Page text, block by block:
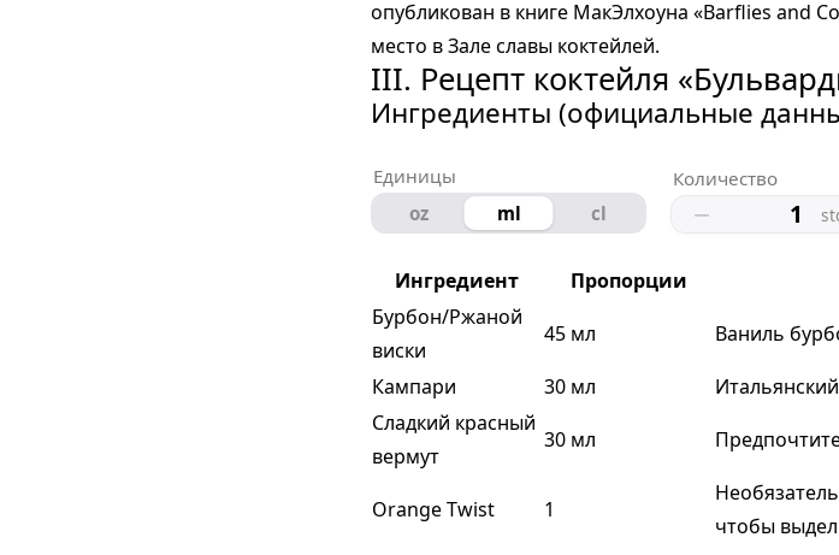
опубликован в книге МакЭлхоуна «Barflies and
место в Зале славы коктейлей.
III. Рецепт коктейля
Ингредиенты (официальные
Единицы
oz
ml cl
Количество
−
Ингредиент Пропорции
Бурбон/Ржаной
виски
45 мл
Ваниль
Кампари
30 мл
Сладкий красный
вермут
30 мл
Orange Twist 1
чтобы